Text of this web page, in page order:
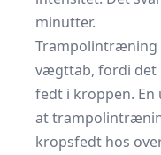
minutter.
Trampolintræning
vægttab, fordi det
fedt i kroppen. En
at
kropsfedt hos